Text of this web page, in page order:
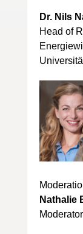
Dr. Nils
Head of
Nathalie